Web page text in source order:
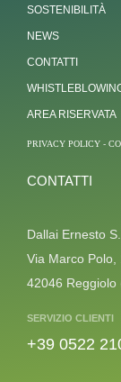
SOSTENIBILITÀ
NEWS
CONTATTI
AREA RISERVATA
PRIVACY POLICY -
CONTATTI
Dallai Ernesto
Via Marco
42046 Reggiolo
SERVIZIO CLIENTI
+39 0522